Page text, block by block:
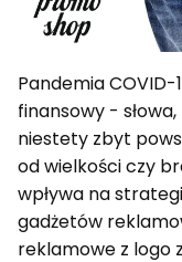
Pandemia
finansowy -
niestety zbyt
od wielkości czy
wpływa na
gadżetów
reklamowe z logo